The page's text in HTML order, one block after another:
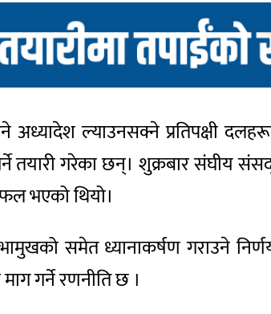
अध्यादेश ल्याउनसक्ने प्रतिपक्षी
तयारी गरेका छन्। शुक्रबार संघीय
भएको थियो।
समेत ध्यानाकर्षण गराउने
गर्ने रणनीति छ ।